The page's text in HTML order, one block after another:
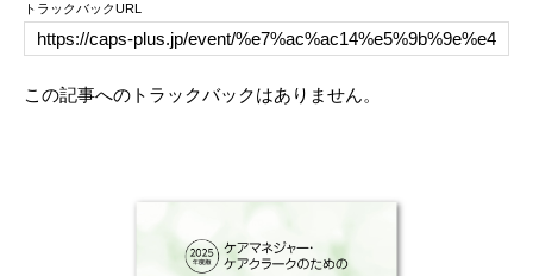
トラックバックURL
この記事へのトラックバックはありません。